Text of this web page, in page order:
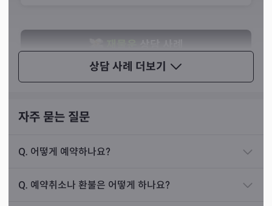
게 말하기 어려웠던 마음까지 알아주셔서 감사하다’고 말씀
받으러 오시는 단골손님이 많은 이유인 것 같다고 하셨죠.
상담 사례 더보기
니다. 지금도 일이 잘되고 있긴 하지만 어떻게 해야
제가 손님의 사주를 보니, 가족들의 복을 손님께서 모
자주 묻는 질문
Q. 어떻게 예약하나요?
Q. 예약취소나 환불은 어떻게 하나요?